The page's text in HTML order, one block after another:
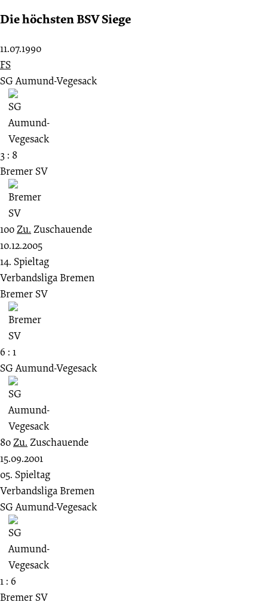
Die höchsten BSV Siege
11.07.1990
FS
SG Aumund-Vegesack
3 : 8
Bremer SV
100Zu. Zuschauende
10.12.2005
14. Spieltag
Verbandsliga Bremen
Bremer SV
6 : 1
SG Aumund-Vegesack
80Zu. Zuschauende
15.09.2001
05. Spieltag
Verbandsliga Bremen
SG Aumund-Vegesack
1 : 6
Bremer SV